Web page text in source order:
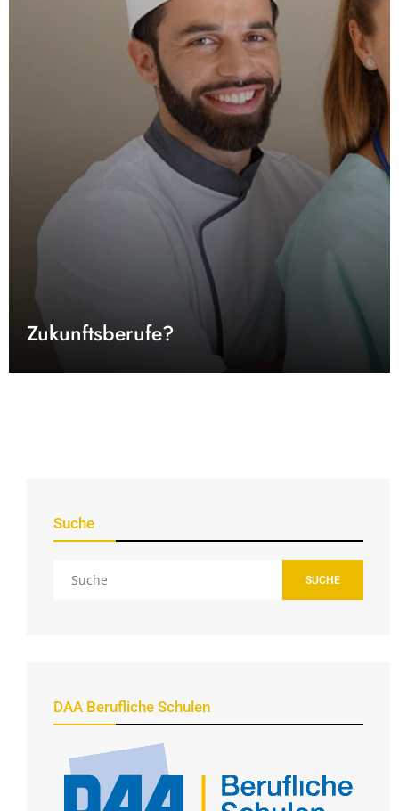
Zukunftsberufe?
Suche
SUCHE
DAA Berufliche Schulen